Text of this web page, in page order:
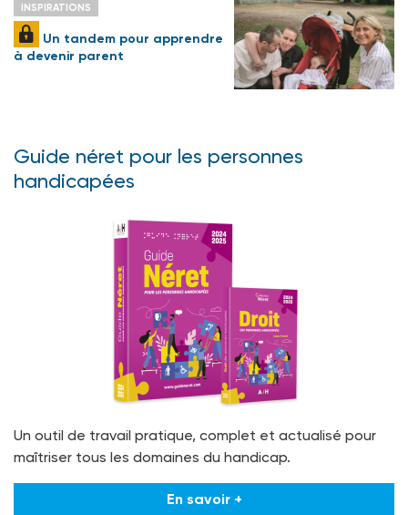
INSPIRATIONS
Un tandem pour apprendre
à devenir parent
Guide néret pour les personnes
handicapées
Un outil de travail pratique, complet et actualisé pour
maîtriser tous les domaines du handicap.
En savoir +